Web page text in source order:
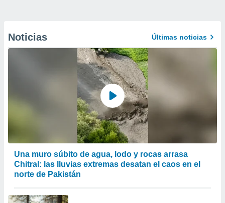
Noticias Últimas noticias
Una muro súbito de agua, lodo y rocas arrasa
Chitral: las lluvias extremas desatan el caos en el
norte de Pakistán